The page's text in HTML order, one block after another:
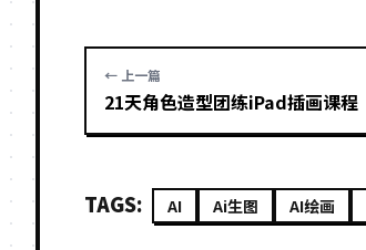
← 上一篇
21天角色造型团练iPad插画课程
TAGS: AI Ai生图 AI绘画